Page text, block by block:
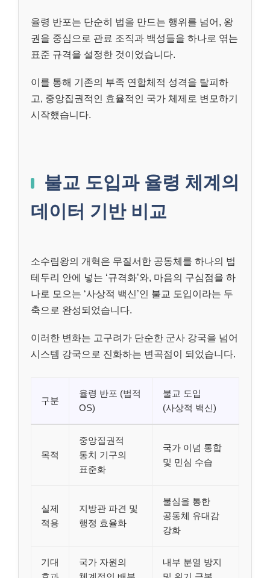
율령 반포는 단순히 법을 만드는 행위를 넘어, 왕
권을 중심으로 관료 조직과 백성들을 하나로 엮는
표준 규격을 설정한 것이었습니다.
이를 통해 기존의 부족 연합체적 성격을 탈피하
고, 중앙집권적인 효율적인 국가 체제로 변모하기
시작했습니다.
불교 도입과 율령 체계의
데이터 기반 비교
소수림왕의 개혁은 무질서한 공동체를 하나의 법
테두리 안에 넣는 ‘규격화’와, 마음의 구심점을 하
나로 모으는 ‘사상적 백신’인 불교 도입이라는 두
축으로 완성되었습니다.
이러한 변화는 고구려가 단순한 군사 강국을 넘어
시스템 강국으로 진화하는 변곡점이 되었습니다.
구분
율령 반포 (법적
OS)
불교 도입
(사상적 백신)
목적
중앙집권적
통치 기구의
표준화
국가 이념 통합
및 민심 수습
실제
적용
지방관 파견 및
행정 효율화
불심을 통한
공동체 유대감
강화
기대
국가 자원의
내부 분열 방지